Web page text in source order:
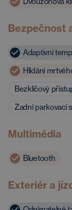
Bezpečnost
Adaptivní
Hlídání
Bezklíčový
Zadní parkovací
Multimédia
Bluetooth
Exteriér a